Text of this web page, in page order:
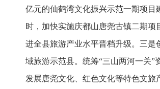
亿元的仙鹤湾文化振兴示范一期项目
时，加快实施庆都山唐尧古镇二期项
进全县旅游产业水平晋档升级。三是
域旅游示范县。统筹“三山两河一关”
发展唐尧文化、红色文化等特色文旅